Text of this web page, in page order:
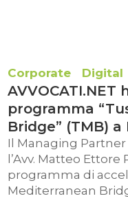
Corporate Digital
programma
Bridge” (TMB) a
Il Managing Partner
l’Avv. Matteo
programma di
Mediterranean